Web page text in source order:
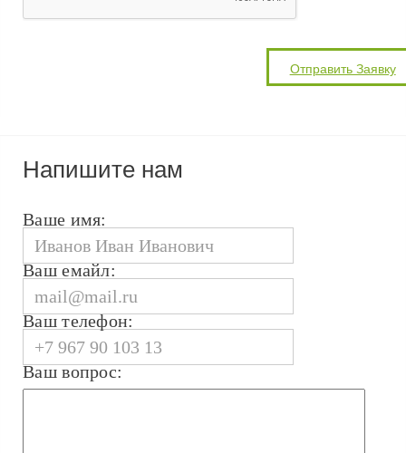
Напишите нам
Ваше имя:
Ваш емайл:
Ваш телефон:
Ваш вопрос: